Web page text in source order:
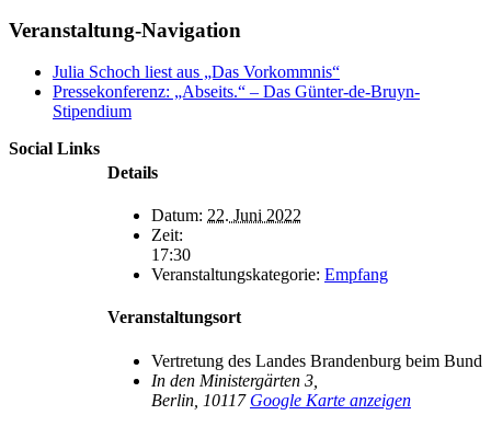
Facebook
X
Reddit
LinkedIn
Pinterest
Vk
Veranstaltung-Navigation
Julia Schoch liest aus „Das Vorkommnis“
Pressekonferenz: „Abseits.“ – Das Günter-de-Bruyn-
Stipendium
Details
Datum: 22. Juni 2022
Zeit:
17:30
Veranstaltungskategorie: Empfang
Veranstaltungsort
Vertretung des Landes Brandenburg beim Bund
In den Ministergärten 3,
Berlin 10117 Google Karte anzeigen
Social Links